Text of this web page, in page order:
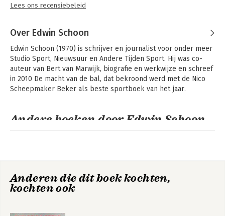
Lees ons recensiebeleid
Over Edwin Schoon
Edwin Schoon (1970) is schrijver en journalist voor onder meer
Studio Sport, Nieuwsuur en Andere Tijden Sport. Hij was co-
auteur van Bert van Marwijk, biografie en werkwijze en schreef
in 2010 De macht van de bal, dat bekroond werd met de Nico
Scheepmaker Beker als beste sportboek van het jaar.
Andere boeken door Edwin Schoon
Anderen die dit boek kochten,
kochten ook